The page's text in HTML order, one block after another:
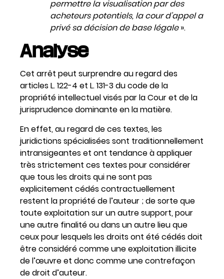
permettre la visualisation par des
acheteurs potentiels, la cour d’appel a
privé sa décision de base légale».
Analyse
Cet arrêt peut surprendre au regard des
articles L. 122-4 et L. 131-3 du code de la
propriété intellectuel visés par la Cour et de la
jurisprudence dominante en la matière.
En effet, au regard de ces textes, les
juridictions spécialisées sont traditionnellement
intransigeantes et ont tendance à appliquer
très strictement ces textes pour considérer
que tous les droits qui ne sont pas
explicitement cédés contractuellement
restent la propriété de l’auteur ; de sorte que
toute exploitation sur un autre support, pour
une autre finalité ou dans un autre lieu que
ceux pour lesquels les droits ont été cédés doit
être considéré comme une exploitation illicite
de l’œuvre et donc comme une contrefaçon
de droit d’auteur.